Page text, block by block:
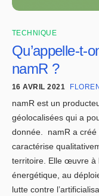
TECHNIQUE
Qu’appelle-t-
namR ?
16 AVRIL 2021
namR est un
géolocalisées qui a
donnée. namR a créé
caractérise
territoire. Elle œuvre à
énergétique, au
lutte contre